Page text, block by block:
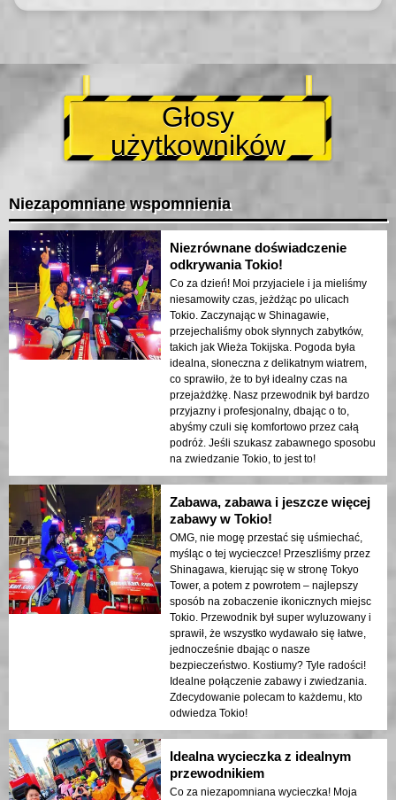
Głosy
użytkowników
Niezapomniane wspomnienia
Niezrównane doświadczenie
odkrywania Tokio!
Co za dzień! Moi przyjaciele i ja mieliśmy
niesamowity czas, jeżdżąc po ulicach
Tokio. Zaczynając w Shinagawie,
przejechaliśmy obok słynnych zabytków,
takich jak Wieża Tokijska. Pogoda była
idealna, słoneczna z delikatnym wiatrem,
co sprawiło, że to był idealny czas na
przejażdżkę. Nasz przewodnik był bardzo
przyjazny i profesjonalny, dbając o to,
abyśmy czuli się komfortowo przez całą
podróż. Jeśli szukasz zabawnego sposobu
na zwiedzanie Tokio, to jest to!
Zabawa, zabawa i jeszcze więcej
zabawy w Tokio!
OMG, nie mogę przestać się uśmiechać,
myśląc o tej wycieczce! Przeszliśmy przez
Shinagawa, kierując się w stronę Tokyo
Tower, a potem z powrotem – najlepszy
sposób na zobaczenie ikonicznych miejsc
Tokio. Przewodnik był super wyluzowany i
sprawił, że wszystko wydawało się łatwe,
jednocześnie dbając o nasze
bezpieczeństwo. Kostiumy? Tyle radości!
Idealne połączenie zabawy i zwiedzania.
Zdecydowanie polecam to każdemu, kto
odwiedza Tokio!
Idealna wycieczka z idealnym
przewodnikiem
Co za niezapomniana wycieczka! Moja